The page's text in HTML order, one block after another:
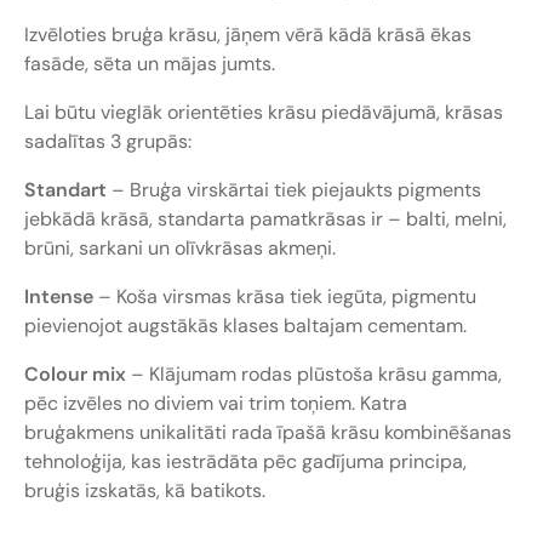
Izvēloties bruģa krāsu, jāņem vērā kādā krāsā ēkas
fasāde, sēta un mājas jumts.
Lai būtu vieglāk orientēties krāsu piedāvājumā, krāsas
sadalītas 3 grupās:
Standart – Bruģa virskārtai tiek piejaukts pigments
jebkādā krāsā, standarta pamatkrāsas ir – balti, melni,
brūni, sarkani un olīvkrāsas akmeņi.
Intense – Koša virsmas krāsa tiek iegūta, pigmentu
pievienojot augstākās klases baltajam cementam.
Colour mix – Klājumam rodas plūstoša krāsu gamma,
pēc izvēles no diviem vai trim toņiem. Katra
bruģakmens unikalitāti rada īpašā krāsu kombinēšanas
tehnoloģija, kas iestrādāta pēc gadījuma principa,
bruģis izskatās, kā batikots.